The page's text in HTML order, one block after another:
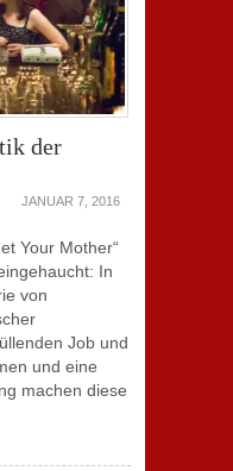
der
JANUAR 7, 2016
Your Mother“
In
von
Job und
und eine
machen diese